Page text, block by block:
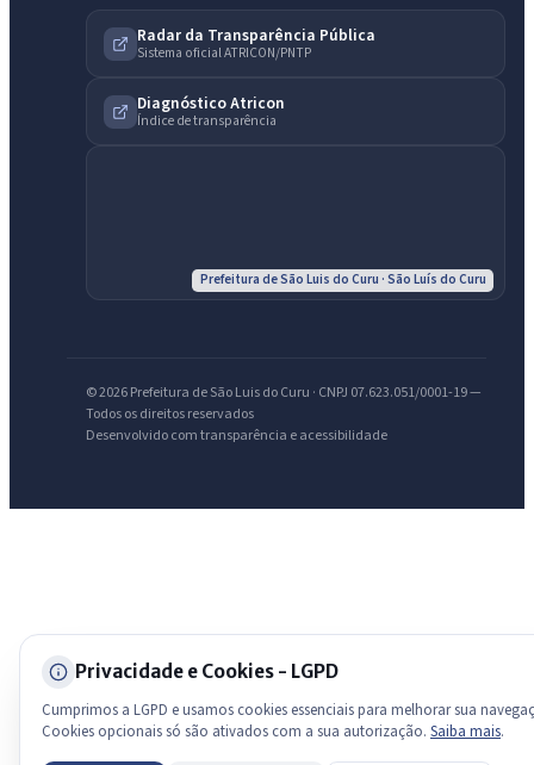
Radar da Transparência Pública
Sistema oficial ATRICON/PNTP
Diagnóstico Atricon
Índice de transparência
Prefeitura de São Luis do Curu · São Luís do Curu
© 2026 Prefeitura de São Luis do Curu · CNPJ 07.623.051/0001-19 —
Todos os direitos reservados
Desenvolvido com transparência e acessibilidade
Privacidade e Cookies - LGPD
Cumprimos a LGPD e usamos cookies essenciais para melhorar sua
Cookies opcionais só são ativados com a sua autorização. Saiba mais.
IntGest AI
licitações, estrutura ou transparência do município.